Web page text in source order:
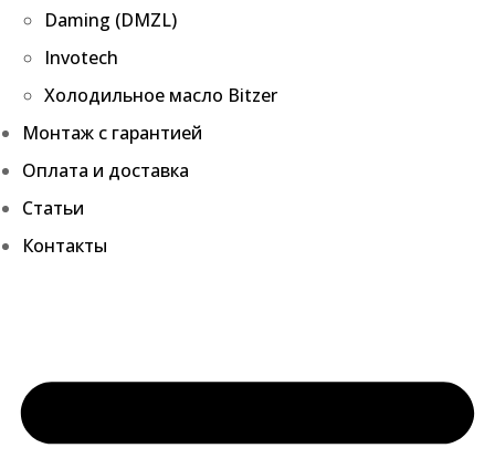
Daming (DMZL)
Invotech
Холодильное масло Bitzer
Монтаж с гарантией
Оплата и доставка
Статьи
Контакты